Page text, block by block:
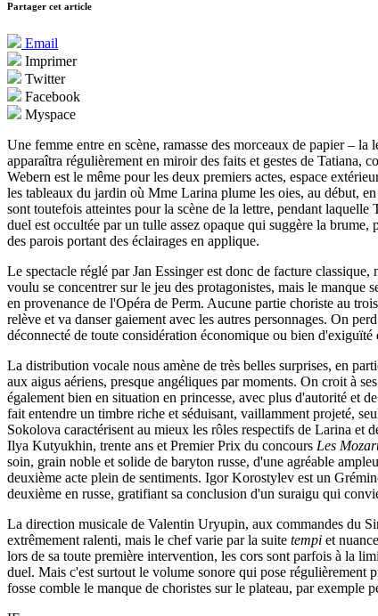
Partager cet article
Email
Imprimer
Twitter
Facebook
Myspace
Une femme entre en scène, ramasse des morceaux de papier –
apparaîtra régulièrement en miroir des faits et gestes de Tatiana,
Webern est le même pour les deux premiers actes, espace
les tableaux du jardin où Mme Larina plume les oies, au début,
sont toutefois atteintes pour la scène de la lettre, pendant
duel est occultée par un tulle assez opaque qui suggère la
des parois portant des éclairages en applique.
Le spectacle réglé par Jan Essinger est donc de facture
voulu se concentrer sur le jeu des protagonistes, mais le
en provenance de l'Opéra de Perm. Aucune partie choriste au
relève et va danser gaiement avec les autres personnages. On
déconnecté de toute considération économique ou bien d'exiguïté
La distribution vocale nous amène de très belles surprises, en
aux aigus aériens, presque angéliques par moments. On croit à
également bien en situation en princesse, avec plus d'autorité et
fait entendre un timbre riche et séduisant, vaillamment projeté,
Sokolova caractérisent au mieux les rôles respectifs de Larina et
Ilya Kutyukhin, trente ans et Premier Prix du concours Les
soin, grain noble et solide de baryton russe, d'une agréable
deuxième acte plein de sentiments. Igor Korostylev est un
deuxième en russe, gratifiant sa conclusion d'un suraigu qui
La direction musicale de Valentin Uryupin, aux commandes du
extrêmement ralenti, mais le chef varie par la suite tempi et
lors de sa toute première intervention, les cors sont parfois à la
duel. Mais c'est surtout le volume sonore qui pose régulièrement
fosse comble le manque de choristes sur le plateau, par exemple